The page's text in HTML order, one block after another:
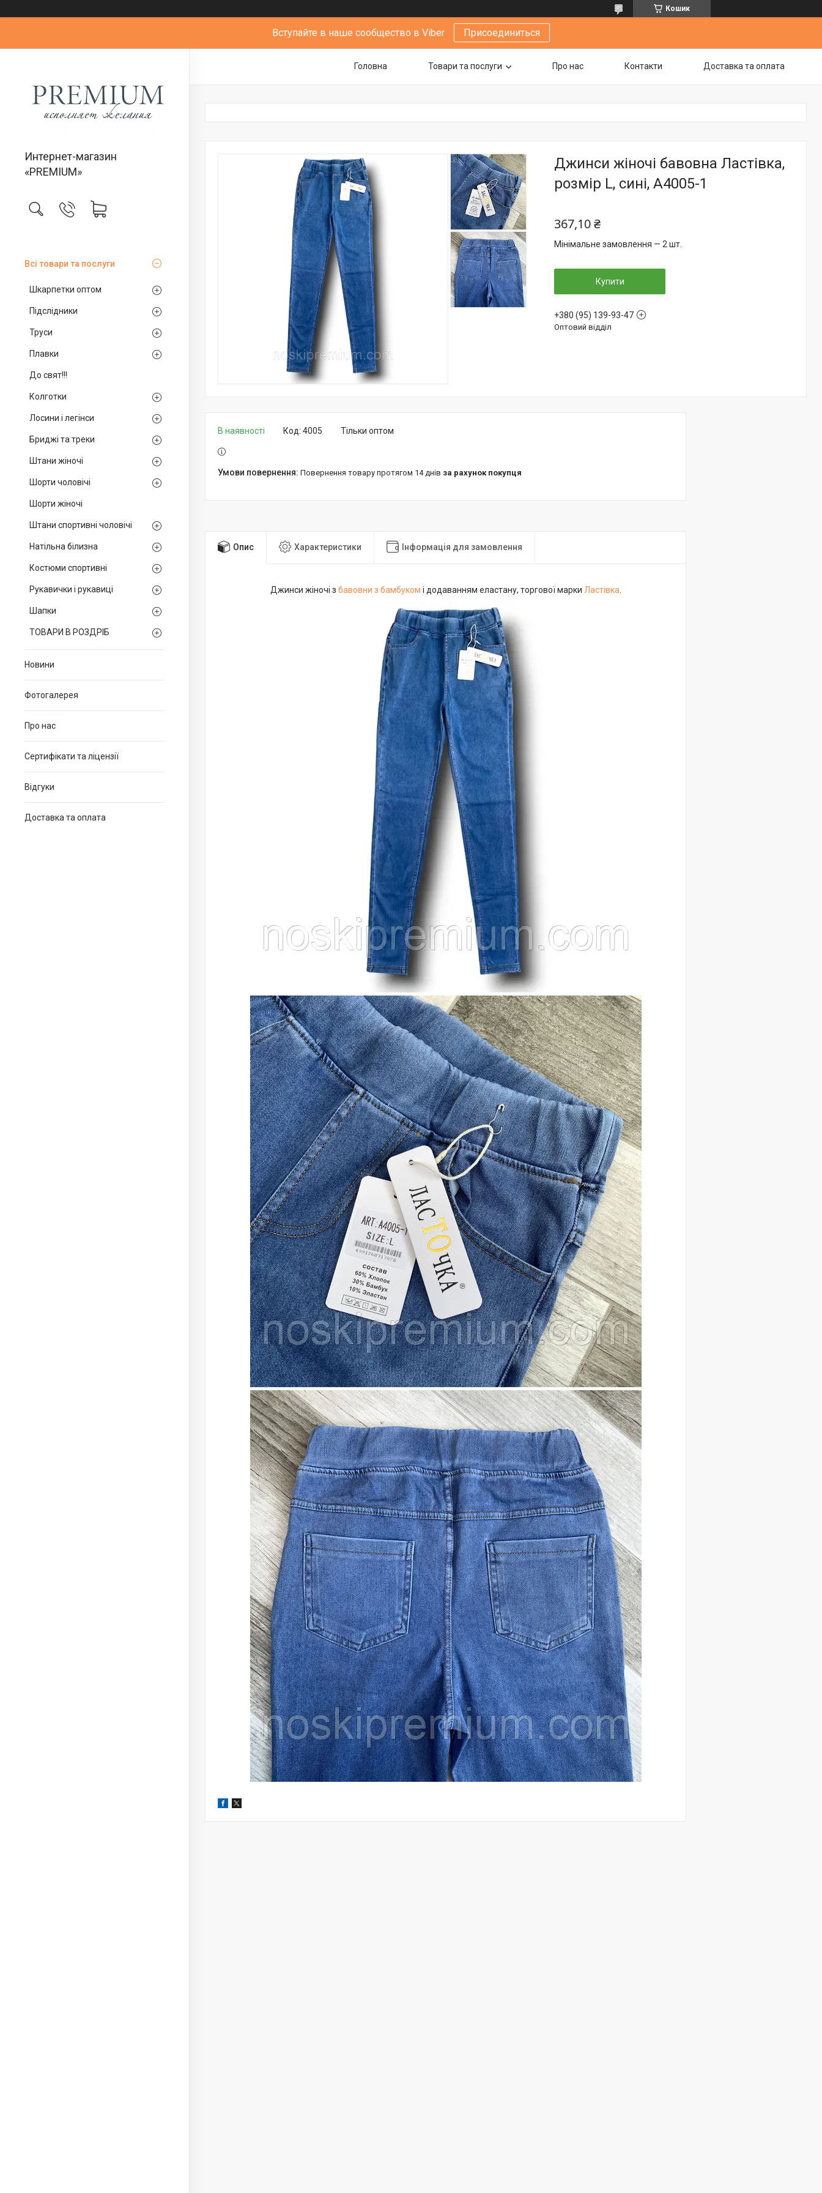
Кошик
Вступайте в наше сообщество в Viber Присоединиться
Интернет-магазин
«PREMIUM»
Всі товари та послуги
Шкарпетки оптом
Підслідники
Труси
Плавки
До свят!!!
Колготки
Лосини і легінси
Бриджі та треки
Штани жіночі
Шорти чоловічі
Шорти жіночі
Штани спортивні чоловічі
Натільна білизна
Костюми спортивні
Рукавички і рукавиці
Шапки
ТОВАРИ В РОЗДРІБ
Новини
Фотогалерея
Про нас
Сертифікати та ліцензії
Відгуки
Доставка та оплата
Головна Товари та послуги Про нас Контакти Доставка та оплата
Джинси жіночі бавовна Ластівка,
розмір L, сині, А4005-1
367,10 ₴
Мінімальне замовлення — 2 шт.
Купити
+380 (95) 139-93-47
Оптовий відділ
В наявності Тільки оптом
Код: 4005
повернення товару протягом 14 днів за рахунок покупця
Опис Характеристики Інформація для замовлення
Джинси жіночі з бавовни з бамбуком і додаванням еластану, торгової марки Ластівка